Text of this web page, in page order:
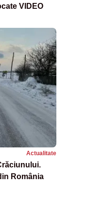
VIDEO
Actualitate
România